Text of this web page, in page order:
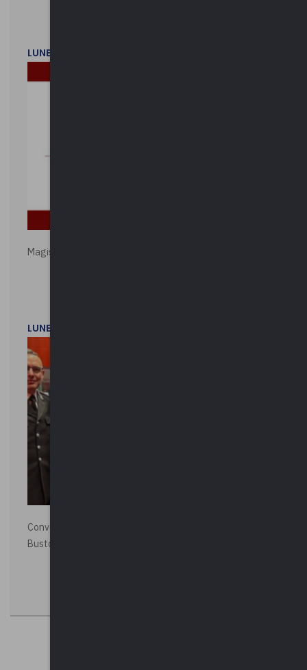
LUNEDì 2 FEBBRAIO 2026
Magistratura e Costituzione. Le ragioni del SÌ e del NO
LUNEDì 1 DICEMBRE 2025
Convegno “La Polizia Locale per la sicurezza della città”,
Busto Arsizio